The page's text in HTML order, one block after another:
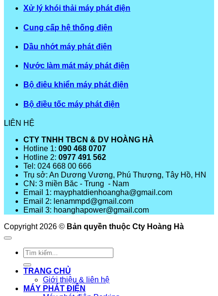
Xử lý khói thải máy phát điện
Cung cấp hệ thống điện
Dầu nhớt máy phát điện
Nước làm mát máy phát điện
Bộ điêu khiển máy phát điện
Bộ điều tốc máy phát điện
LIÊN HỆ
CTY TNHH TBCN & DV HOÀNG HÀ
Hotline 1: 090 468 0707
Hotline 2: 0977 491 562
Tel: 024 668 00 666
Trụ sở: An Dương Vương, Phú Thượng, Tây Hồ, HN
CN: 3 miền Băc - Trung - Nam
Email 1: mayphatdienhoangha@gmail.com
Email 2: lenammpd@gmail.com
Email 3: hoanghapower@gmail.com
Copyright 2026 © Bản quyền thuộc Cty Hoàng Hà
Tìm
kiếm:
TRANG CHỦ
Giới thiệu & liên hệ
MÁY PHÁT ĐIỆN